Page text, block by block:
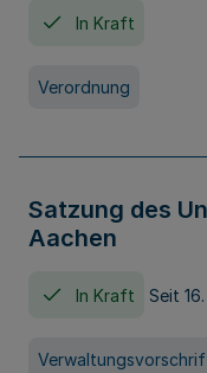
In Kraft
Verordnung
Satzung des
Aachen
In Kraft Seit